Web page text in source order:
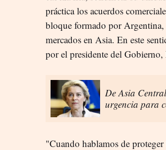
práctica los acuerdos
bloque formado por
mercados en Asia. En este
por el presidente del Gobierno,
De Asia
urgencia para
"Cuando hablamos de proteger